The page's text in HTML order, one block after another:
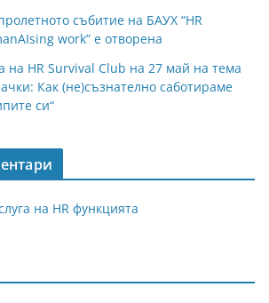
събитие на БАУХ “HR
work” е отворена
HR Survival Club на 27 май на тема
Как (не)съзнателно саботираме
си“
на HR функцията